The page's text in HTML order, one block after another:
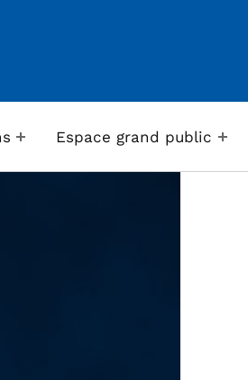
Espace grand public